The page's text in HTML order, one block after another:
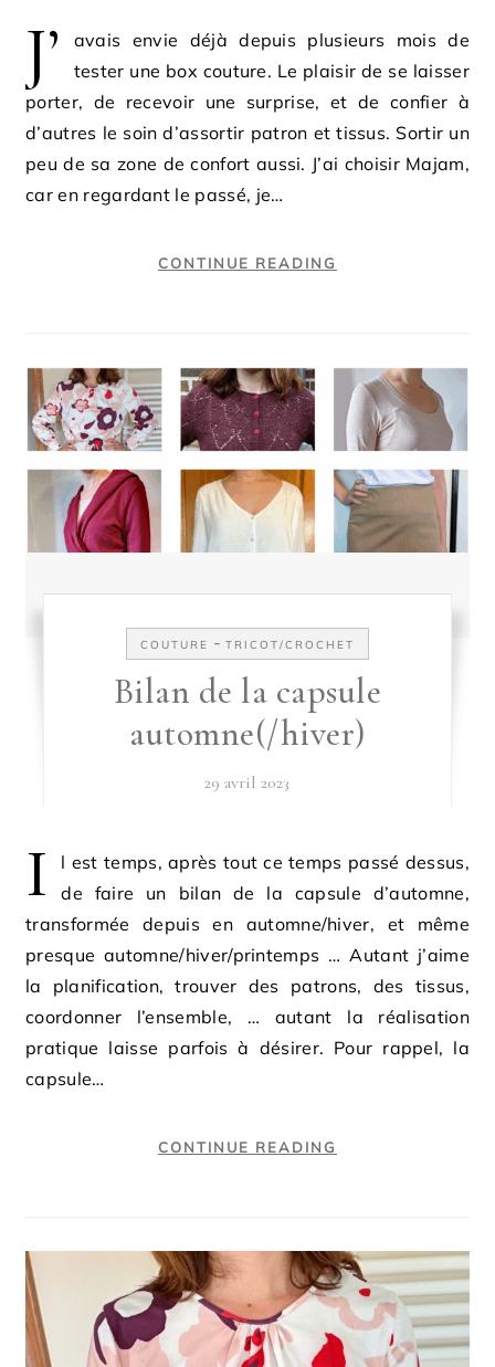
J’
avais envie déjà depuis plusieurs mois de
tester une box couture. Le plaisir de se laisser
porter, de recevoir une surprise, et de confier à
d’autres le soin d’assortir patron et tissus. Sortir un
peu de sa zone de confort aussi. J’ai choisir Majam,
car en regardant le passé, je…
CONTINUE READING
COUTURE - TRICOT/CROCHET
Bilan de la capsule
automne(/hiver)
29 avril 2023
I
l est temps, après tout ce temps passé dessus,
de faire un bilan de la capsule d’automne,
transformée depuis en automne/hiver, et même
presque automne/hiver/printemps … Autant j’aime
la planification, trouver des patrons, des tissus,
coordonner l’ensemble, … autant la réalisation
pratique laisse parfois à désirer. Pour rappel, la
capsule…
CONTINUE READING